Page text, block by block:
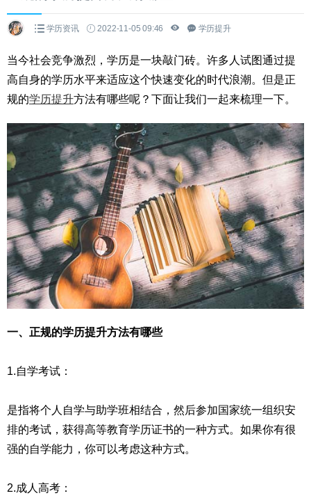
学历资讯 2022-11-05 09:46 学历提升
当今社会竞争激烈，学历是一块敲门砖。许多人试图通过提
高自身的学历水平来适应这个快速变化的时代浪潮。但是正
规的学历提升方法有哪些呢？下面让我们一起来梳理一下。
一、正规的学历提升方法有哪些
1.自学考试：
是指将个人自学与助学班相结合，然后参加国家统一组织安
排的考试，获得高等教育学历证书的一种方式。如果你有很
强的自学能力，你可以考虑这种方式。
2.成人高考：